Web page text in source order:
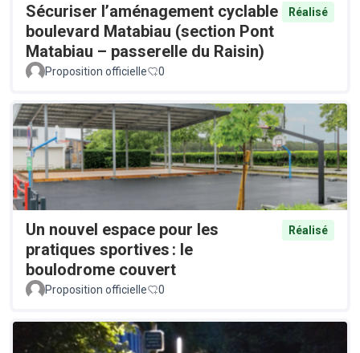
Sécuriser l’aménagement cyclable
boulevard Matabiau (section Pont
Matabiau – passerelle du Raisin)
Réalisé
Proposition officielle 0
Un nouvel espace pour les
pratiques sportives : le
boulodrome couvert
Réalisé
Proposition officielle 0